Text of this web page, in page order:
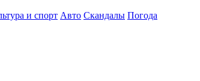
и спорт Авто Скандалы Погода